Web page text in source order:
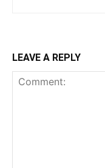
LEAVE A REPLY